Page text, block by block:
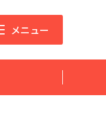
メニュー